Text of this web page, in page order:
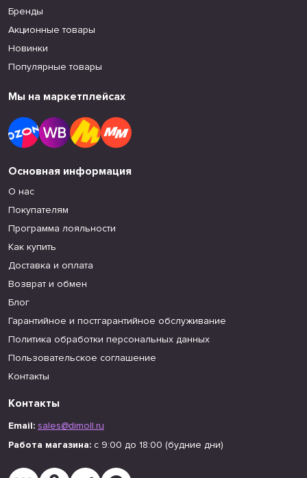
Бренды
Акционные товары
Новинки
Популярные товары
Мы на маркетплейсах
Основная информация
О нас
Покупателям
Программа лояльности
Как купить
Доставка и оплата
Возврат и обмен
Блог
Гарантийное и постгарантийное обслуживание
Политика обработки персональных данных
Пользовательское соглашение
Контакты
Контакты
Email: sales@dimoll.ru
Работа магазина: с 9:00 до 18:00 (будние дни)